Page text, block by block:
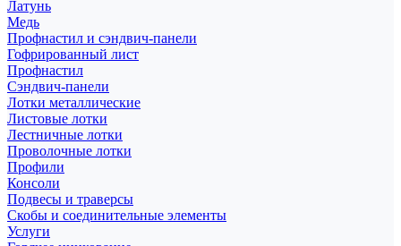
Латунь
Медь
Профнастил и сэндвич-панели
Гофрированный лист
Профнастил
Сэндвич-панели
Лотки металлические
Листовые лотки
Лестничные лотки
Проволочные лотки
Профили
Консоли
Подвесы и траверсы
Скобы и соединительные элементы
Услуги